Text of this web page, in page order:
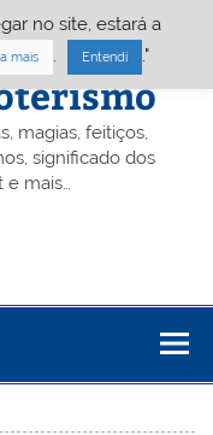
magias, feitiços,
significado dos
e mais…
no site, estará a
mais Entendi ."